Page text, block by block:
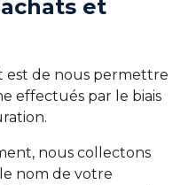
et
est de nous permettre
effectués par le biais
nous collectons
nom de votre